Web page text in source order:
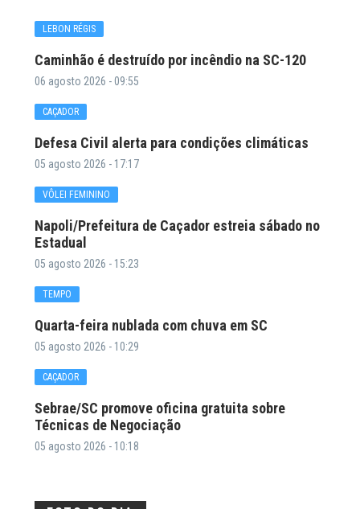
LEBON RÉGIS
Caminhão é destruído por incêndio na SC-120
06 agosto 2026 - 09:55
CAÇADOR
Defesa Civil alerta para condições climáticas
05 agosto 2026 - 17:17
VÔLEI FEMININO
Napoli/Prefeitura de Caçador estreia sábado no
Estadual
05 agosto 2026 - 15:23
TEMPO
Quarta-feira nublada com chuva em SC
05 agosto 2026 - 10:29
CAÇADOR
Sebrae/SC promove oficina gratuita sobre
Técnicas de Negociação
05 agosto 2026 - 10:18